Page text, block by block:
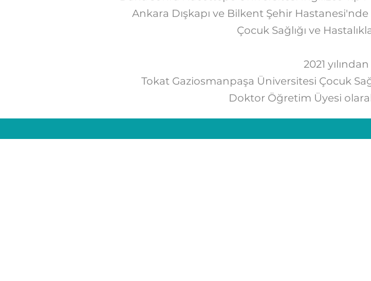
Ankara Dışkapı ve Bilkent Şehir
Çocuk Sağlığı ve
2021
Tokat Gaziosmanpaşa Üniversitesi Çocuk
Doktor Öğretim Üyesi